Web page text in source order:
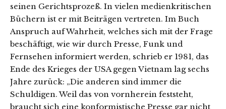
seinen Gerichtsprozeß. In vielen medienkritischen
Büchern ist er mit Beiträgen vertreten. Im Buch
Anspruch auf Wahrheit, welches sich mit der Frage
beschäftigt, wie wir durch Presse, Funk und
Fernsehen informiert werden, schrieb er 1981, das
Ende des Krieges der USA gegen Vietnam lag sechs
Jahre zurück: „Die anderen sind immer die
Schuldigen. Weil das von vornherein feststeht,
braucht sich eine konformistische Presse gar nicht